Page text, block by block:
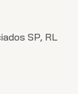
SP, RL